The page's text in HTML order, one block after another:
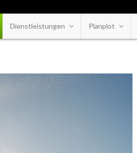
Dienstleistungen Planplot